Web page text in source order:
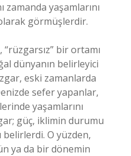
zamanda yaşamlarını
görmüşlerdir.
bir ortamı
dünyanın belirleyici
eski zamanlarda
sefer yapanlar,
yaşamlarını
güç, iklimin durumu
O yüzden,
ya da bir dönemin